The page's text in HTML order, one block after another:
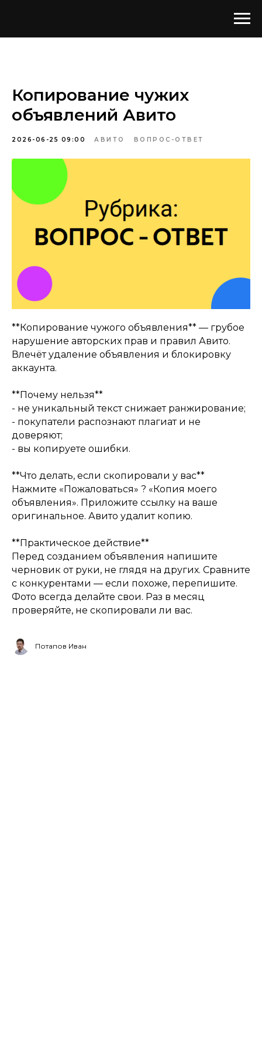
Копирование чужих
объявлений Авито
2026-06-25 09:00 АВИТО ВОПРОС-ОТВЕТ
**Копирование чужого объявления** — грубое
нарушение авторских прав и правил Авито.
Влечёт удаление объявления и блокировку
аккаунта.
**Почему нельзя**
- не уникальный текст снижает ранжирование;
- покупатели распознают плагиат и не
доверяют;
- вы копируете ошибки.
**Что делать, если скопировали у вас**
Нажмите «Пожаловаться» ? «Копия моего
объявления». Приложите ссылку на ваше
оригинальное. Авито удалит копию.
**Практическое действие**
Перед созданием объявления напишите
черновик от руки, не глядя на других. Сравните
с конкурентами — если похоже, перепишите.
Фото всегда делайте свои. Раз в месяц
проверяйте, не скопировали ли вас.
Потапов Иван